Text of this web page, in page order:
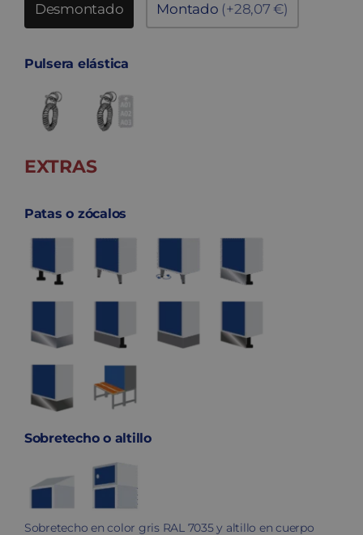
Desmontado Montado (+28,07 €)
Pulsera elástica
EXTRAS
Patas o zócalos
Sobretecho o altillo
Sobretecho en color gris RAL 7035 y altillo en cuerpo